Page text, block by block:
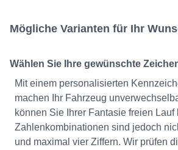
Mögliche Varianten für Ihr
Wählen Sie Ihre gewünschte
Mit einem personalisierten
machen Ihr Fahrzeug
können Sie Ihrer Fantasie freien
Zahlenkombinationen sind jedoch
und maximal vier Ziffern. Wir prüfen